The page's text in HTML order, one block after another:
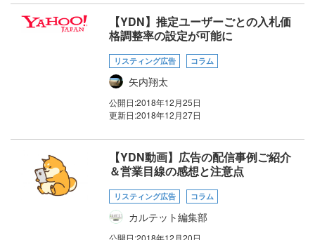
【YDN】推定ユーザーごとの入札価
格調整率の設定が可能に
リスティング広告 コラム
矢内翔太
公開日:2018年12月25日
更新日:2018年12月27日
【YDN動画】広告の配信事例ご紹介
＆営業目線の感想と注意点
リスティング広告 コラム
カルテット編集部
公開日:2018年12月20日